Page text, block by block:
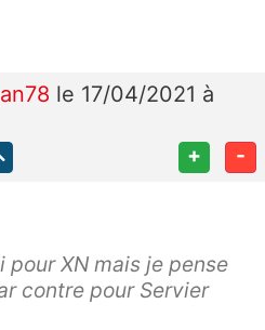
le 17/04/2021 à
+ -
pour XN mais je pense
contre pour Servier